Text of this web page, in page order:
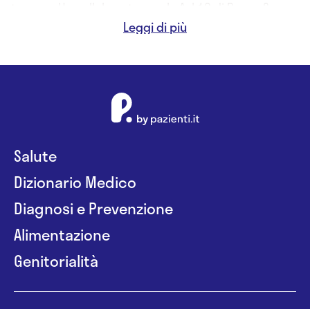
Lorenzo nel reparto di psichiatria e con il S.ert
Attualmente lavoro in una comunità terapeutica
psichiatriche, ho uno "sportello psicologico"
presso una scuola superiore ed esercito la libera
Salute
Dizionario Medico
Diagnosi e Prevenzione
Alimentazione
Genitorialità